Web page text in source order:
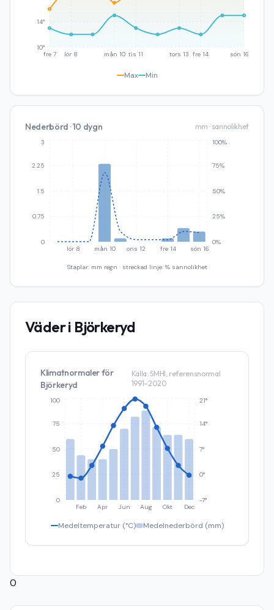
fre 7 lör 8 mån 10 tis 11 tors 13 fre 14 sön 16
10°
14°
Max Min
Nederbörd · 10 dygn mm · sannolikhet
lör 8 mån 10 ons 12 fre 14 sön 16
0
0.75
1.5
2.25
3
0%
25%
50%
75%
100%
Staplar: mm regn · streckad linje: % sannolikhet
Väder i Björkeryd
Klimatnormaler för
Björkeryd
Källa: SMHI, referensnormal
1991–2020
Feb Apr Jun Aug Okt Dec
0
25
50
75
100
-7°
0°
7°
14°
21°
Medeltemperatur (°C) Medelnederbörd (mm)
0